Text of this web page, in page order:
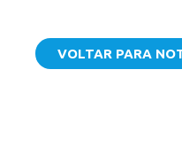
VOLTAR PARA